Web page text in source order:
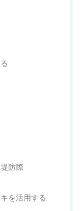
防際
を活用する